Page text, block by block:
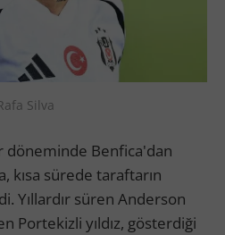
Silva
döneminde Benfica'dan
kısa sürede taraftarın
Yıllardır süren Anderson
Portekizli yıldız, gösterdiği